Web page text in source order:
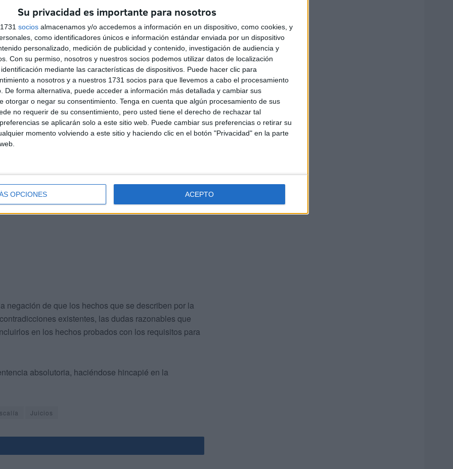
Su privacidad es importante para nosotros
socios almacenamos y/o accedemos a información en un dispositivo, como cookies, y
como identificadores únicos e información estándar enviada por un dispositivo
personalizado, medición de publicidad y contenido, investigación de audiencia y
Con su permiso, nosotros y nuestros socios podemos utilizar datos de localización
mediante las características de dispositivos. Puede hacer clic para
a nosotros y a nuestros 1731 socios para que llevemos a cabo el procesamiento
De forma alternativa, puede acceder a información más detallada y cambiar sus
otorgar o negar su consentimiento. Tenga en cuenta que algún procesamiento de sus
no requerir de su consentimiento, pero usted tiene el derecho de rechazar tal
se aplicarán solo a este sitio web. Puede cambiar sus preferencias o retirar su
momento volviendo a este sitio y haciendo clic en el botón "Privacidad" en la parte
OPCIONES ACEPTO
de la menor. Tras la valoración de su testimonio, la
y fragilidad” que se puso de manifiesto en el
“perfectamente creíble”.
dudas
distintas de los mismos hechos, “posibles
susceptible de corroboración objetiva o directa
negación de que los hechos que se describen por la
existentes, las dudas razonables que
en los hechos probados con los requisitos para
absolutoria, haciéndose hincapié en la
Juicios